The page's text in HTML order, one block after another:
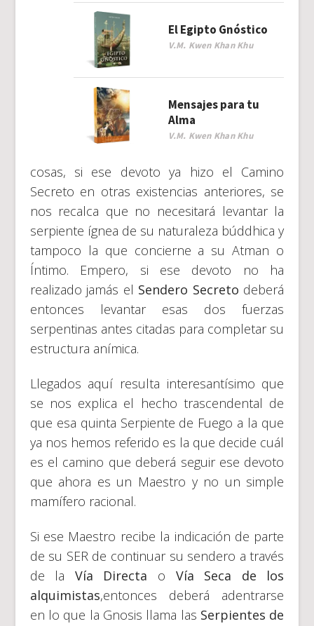
El Egipto Gnóstico
V.M. Kwen Khan Khu
Mensajes para tu
Alma
V.M. Kwen Khan Khu
cosas, si ese devoto ya hizo el Camino
Secreto en otras existencias anteriores, se
nos recalca que no necesitará levantar la
serpiente ígnea de su naturaleza búddhica y
tampoco la que concierne a su Atman o
Íntimo. Empero, si ese devoto no ha
realizado jamás el Sendero Secreto deberá
entonces levantar esas dos fuerzas
serpentinas antes citadas para completar su
estructura anímica.
Llegados aquí resulta interesantísimo que
se nos explica el hecho trascendental de
que esa quinta Serpiente de Fuego a la que
ya nos hemos referido es la que decide cuál
es el camino que deberá seguir ese devoto
que ahora es un Maestro y no un simple
mamífero racional.
Si ese Maestro recibe la indicación de parte
de su SER de continuar su sendero a través
de la Vía Directa o Vía Seca de los
alquimistas,entonces deberá adentrarse
en lo que la Gnosis llama las Serpientes de